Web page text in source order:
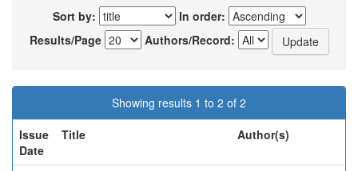
Sort by:
In order:
Results/Page
Authors/Record:
Showing results 1 to 2 of 2
Issue
Date
Title Author(s)